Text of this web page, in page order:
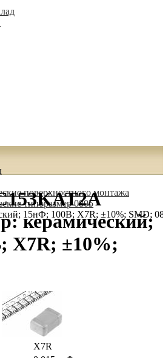
поверхностного монтажа
типоразмер 0805
15нФ; 100В; X7R; ±10%; SMD;
керамический;
X7R; ±10%;
X7R